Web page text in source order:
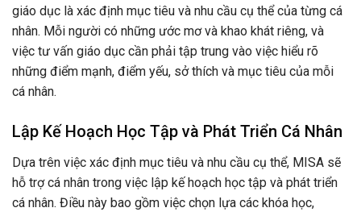
giáo dục là xác định mục tiêu và nhu cầu cụ thể của từng cá
nhân. Mỗi người có những ước mơ và khao khát riêng, và
việc tư vấn giáo dục cần phải tập trung vào việc hiểu rõ
những điểm mạnh, điểm yếu, sở thích và mục tiêu của mỗi
cá nhân.
Lập Kế Hoạch Học Tập và Phát Triển Cá Nhân
Dựa trên việc xác định mục tiêu và nhu cầu cụ thể, MISA sẽ
hỗ trợ cá nhân trong việc lập kế hoạch học tập và phát triển
cá nhân. Điều này bao gồm việc chọn lựa các khóa học,